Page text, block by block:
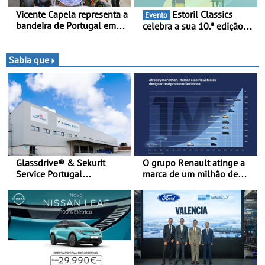
Vicente Capela representa a
bandeira de Portugal em
de Beja chega para a 2ª
ronda do Campeonato
Espanhol de Kart, em
Teruel
Evento
celebra a sua 10.ª edição
Sabia que
Glassdrive® & Sekurit
Service Portugal
Vila Nova de Gaia e
melhoram resposta ao
aftermarket - Reforço do
portefólio e melhoria dos
prazos reduzem tempo de
imobilização das viaturas
O grupo Renault atinge a
marca de um milhão de
in France” desde 2010